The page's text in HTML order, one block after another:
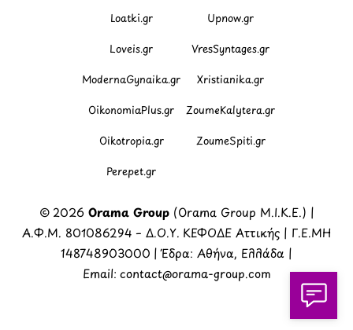
Loatki.gr Upnow.gr
Loveis.gr VresSyntages.gr
ModernaGynaika.gr Xristianika.gr
OikonomiaPlus.gr ZoumeKalytera.gr
Oikotropia.gr ZoumeSpiti.gr
Perepet.gr
© 2026 Orama Group(Orama Group Μ.Ι.Κ.Ε.) |
Α.Φ.Μ. 801086294 – Δ.Ο.Υ. ΚΕΦΟΔΕ Αττικής | Γ.Ε.ΜΗ
148748903000 | Έδρα: Αθήνα, Ελλάδα |
Email: contact@orama-group.com